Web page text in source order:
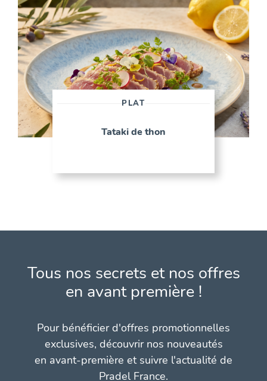
PLAT
Tataki de thon
Tous nos secrets et nos offres
en avant première !
Pour bénéficier d'offres promotionnelles
exclusives, découvrir nos nouveautés
en avant-première et suivre l'actualité de
Pradel France.